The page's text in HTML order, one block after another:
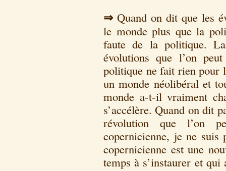
⇒ Quand on dit que les
le monde plus que la
faute de la politique.
évolutions que l’on
politique ne fait rien pour
un monde néolibéral et
monde a-t-il vraiment
s’accélère. Quand on dit
révolution que l’on
copernicienne, je ne suis
copernicienne est une
temps à s’instaurer et